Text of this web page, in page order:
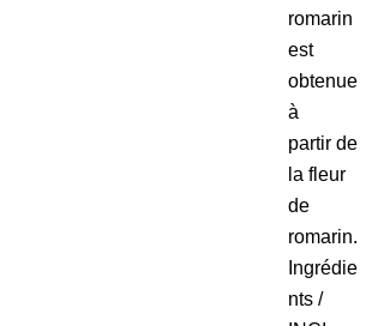
romarin
est
obtenue
à
partir de
la fleur
de
romarin.
Ingrédie
nts /